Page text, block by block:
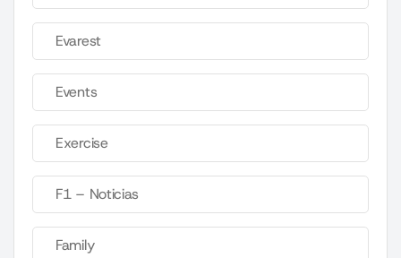
Evarest
Events
Exercise
F1 – Noticias
Family